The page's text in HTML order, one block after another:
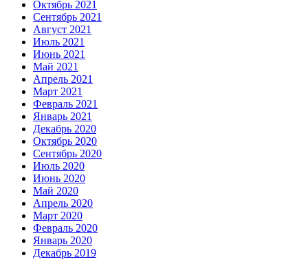
Октябрь 2021
Сентябрь 2021
Август 2021
Июль 2021
Июнь 2021
Май 2021
Апрель 2021
Март 2021
Февраль 2021
Январь 2021
Декабрь 2020
Октябрь 2020
Сентябрь 2020
Июль 2020
Июнь 2020
Май 2020
Апрель 2020
Март 2020
Февраль 2020
Январь 2020
Декабрь 2019